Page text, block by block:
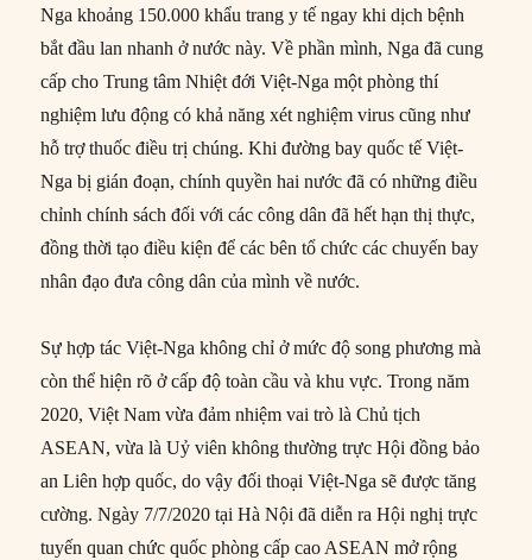
Nga khoảng 150.000 khẩu trang y tế ngay khi dịch bệnh
bắt đầu lan nhanh ở nước này. Về phần mình, Nga đã cung
cấp cho Trung tâm Nhiệt đới Việt-Nga một phòng thí
nghiệm lưu động có khả năng xét nghiệm virus cũng như
hỗ trợ thuốc điều trị chúng. Khi đường bay quốc tế Việt-
Nga bị gián đoạn, chính quyền hai nước đã có những điều
chỉnh chính sách đối với các công dân đã hết hạn thị thực,
đồng thời tạo điều kiện để các bên tổ chức các chuyến bay
nhân đạo đưa công dân của mình về nước.
Sự hợp tác Việt-Nga không chỉ ở mức độ song phương mà
còn thể hiện rõ ở cấp độ toàn cầu và khu vực. Trong năm
2020, Việt Nam vừa đảm nhiệm vai trò là Chủ tịch
ASEAN, vừa là Uỷ viên không thường trực Hội đồng bảo
an Liên hợp quốc, do vậy đối thoại Việt-Nga sẽ được tăng
cường. Ngày 7/7/2020 tại Hà Nội đã diễn ra Hội nghị trực
tuyến quan chức quốc phòng cấp cao ASEAN mở rộng